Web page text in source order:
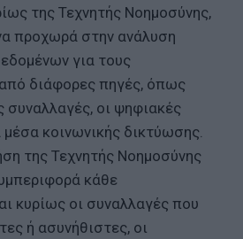
της Τεχνητής Νοημοσύνης,
προχωρά στην ανάλυση
για τους
διάφορες πηγές, όπως
συναλλαγές, οι ψηφιακές
κοινωνικής δικτύωσης.
της Τεχνητής Νοημοσύνης
κάθε
κυρίως οι συναλλαγές που
ή ασυνήθιστες, οι